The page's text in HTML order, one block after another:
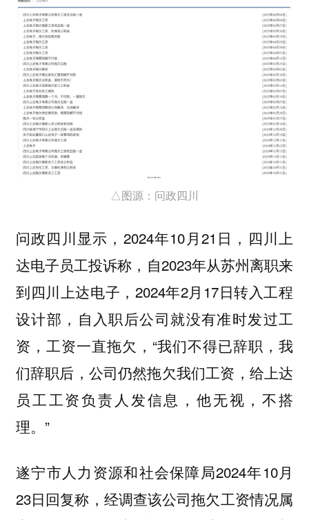
△图源：问政四川
问政四川显示，2024年10月21日，四川上
达电子员工投诉称，自2023年从苏州离职来
到四川上达电子，2024年2月17日转入工程
设计部，自入职后公司就没有准时发过工
资，工资一直拖欠，“我们不得已辞职，我
们辞职后，公司仍然拖欠我们工资，给上达
员工工资负责人发信息，他无视，不搭
理。”
遂宁市人力资源和社会保障局2024年10月
23日回复称，经调查该公司拖欠工资情况属